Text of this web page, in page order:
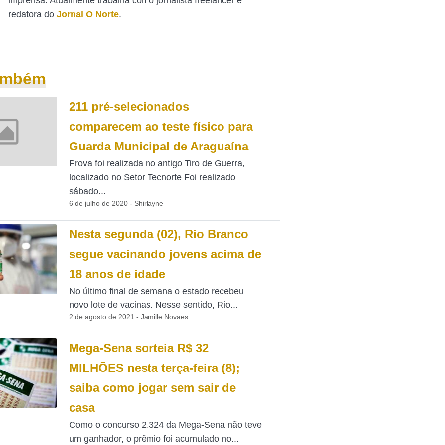
redatora doJornal O Norte.
211 pré-selecionados
comparecem ao teste físico para
Guarda Municipal de Araguaína
Prova foi realizada no antigo Tiro de Guerra,
localizado no Setor Tecnorte Foi realizado
sábado...
6 de julho de 2020 - Shirlayne
Nesta segunda (02), Rio Branco
segue vacinando jovens acima de
18 anos de idade
No último final de semana o estado recebeu
novo lote de vacinas. Nesse sentido, Rio...
2 de agosto de 2021 - Jamille Novaes
Mega-Sena sorteia R$ 32
MILHÕES nesta terça-feira (8);
saiba como jogar sem sair de
casa
Como o concurso 2.324 da Mega-Sena não teve
um ganhador, o prêmio foi acumulado no...